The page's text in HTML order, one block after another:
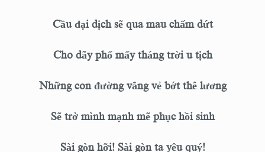
Cầu đại dịch sẽ qua mau chấm dứt
Cho dãy phố mấy tháng trời u tịch
Những con đường vắng vẻ bớt thê lương
Sẽ trở mình mạnh mẽ phục hồi sinh
Sài gòn hỡi! Sài gòn ta yêu quý!